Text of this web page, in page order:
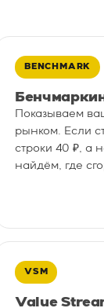
BENCHMARK
Показываем
рынком. Если
строки 40 ₽, а
найдём, где
VSM
Value